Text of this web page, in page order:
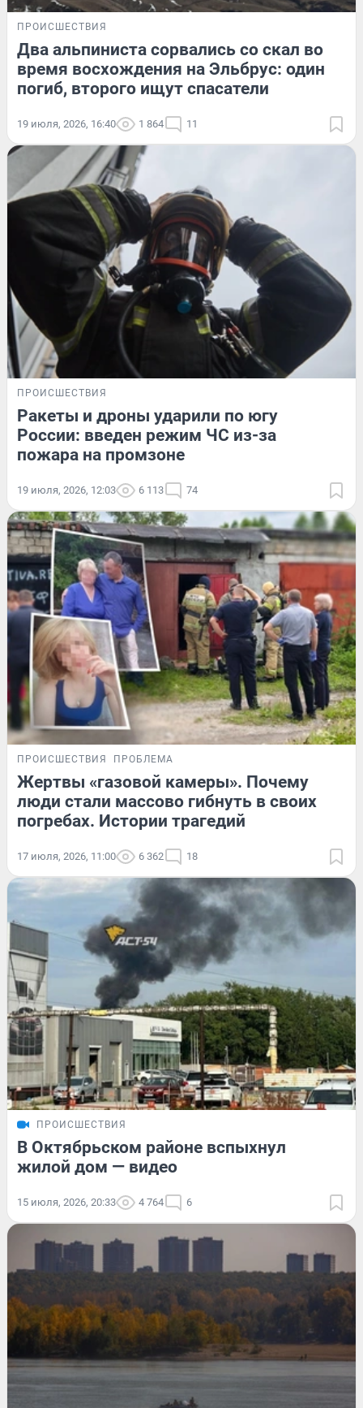
ПРОИСШЕСТВИЯ
Два альпиниста сорвались со скал во
время восхождения на Эльбрус: один
погиб, второго ищут спасатели
19 июля, 2026, 16:40 1 864 11
ПРОИСШЕСТВИЯ
Ракеты и дроны ударили по югу
России: введен режим ЧС из-за
пожара на промзоне
19 июля, 2026, 12:03 6 113 74
ПРОИСШЕСТВИЯ ПРОБЛЕМА
Жертвы «газовой камеры». Почему
люди стали массово гибнуть в своих
погребах. Истории трагедий
17 июля, 2026, 11:00 6 362 18
ПРОИСШЕСТВИЯ
В Октябрьском районе вспыхнул
жилой дом — видео
15 июля, 2026, 20:33 4 764 6